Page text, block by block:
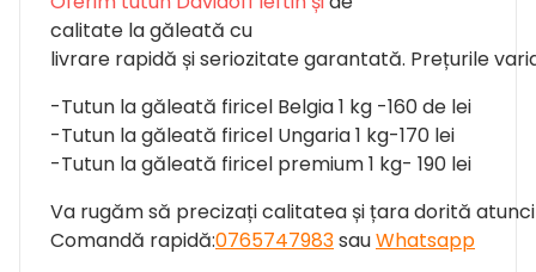
calitate lagăleată cu
livrare rapidă șiseriozitategarantată. Prețurile
-Tutun lagăleată firicel Belgia 1 kg -160 de lei
-Tutun lagăleată firicel Ungaria 1 kg-170 lei
-Tutun lagăleată firicel premium 1 kg- 190 lei
Va rugămsă precizațicalitatea șițaradorită
Comandă rapidă:0765747983sauWhatsapp